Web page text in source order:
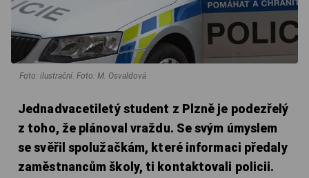
Foto: ilustrační. Foto: M. Osvaldová
Jednadvacetiletý student z Plzně je podezřelý
z toho, že plánoval vraždu. Se svým úmyslem
se svěřil spolužačkám, které informaci předaly
zaměstnancům školy, ti kontaktovali policii.